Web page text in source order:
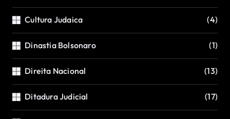
Cultura Judaica (4)
Dinastia Bolsonaro (1)
Direita Nacional (13)
Ditadura Judicial (17)